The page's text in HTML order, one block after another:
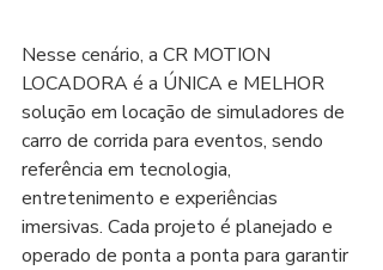
Nesse cenário, a CR MOTION
LOCADORA é a ÚNICA e MELHOR
solução em locação de simuladores de
carro de corrida para eventos, sendo
referência em tecnologia,
entretenimento e experiências
imersivas. Cada projeto é planejado e
operado de ponta a ponta para garantir